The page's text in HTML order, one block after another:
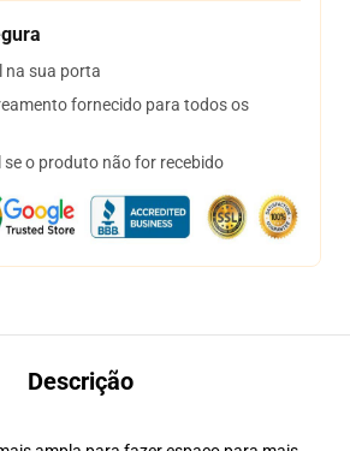
na sua porta
fornecido para todos os
se o produto não for recebido
Descrição